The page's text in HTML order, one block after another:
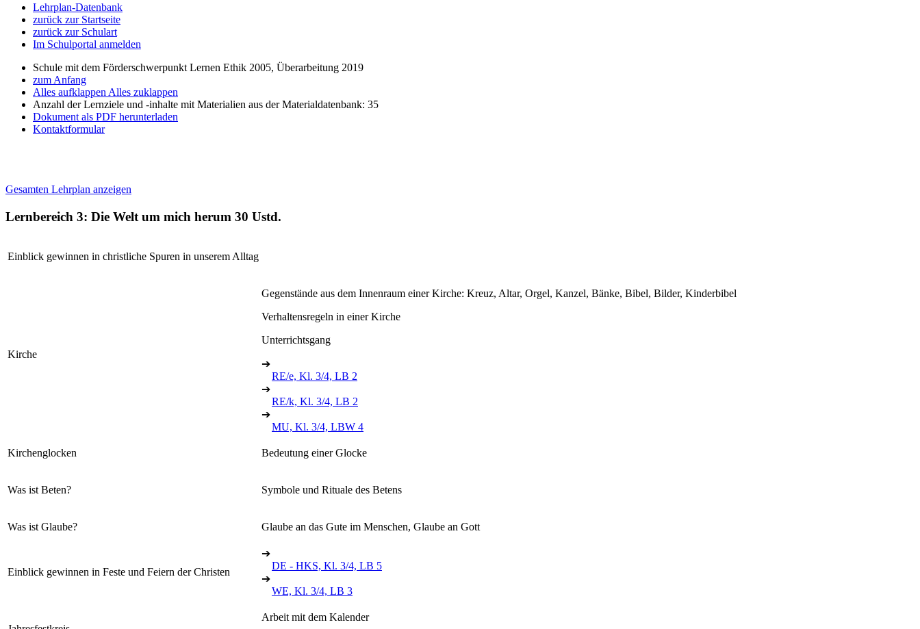
Lehrplan-Datenbank
zurück zur Startseite
zurück zur Schulart
Im Schulportal anmelden
Schule mit dem Förderschwerpunkt Lernen Ethik 2005, Überarbeitung 2019
zum Anfang
Alles aufklappen Alles zuklappen
Anzahl der Lernziele und -inhalte mit Materialien aus der Materialdatenbank: 35
Dokument als PDF herunterladen
Kontaktformular
Gesamten Lehrplan anzeigen
Lernbereich 3: Die Welt um mich herum 30 Ustd.
Einblick gewinnen in christliche Spuren in unserem Alltag
Kirche
Gegenstände aus dem Innenraum einer Kirche: Kreuz, Altar, Orgel, Kanzel, Bänke, Bibel, Bilder, Kinderbibel
Verhaltensregeln in einer Kirche
Unterrichtsgang
➔
RE/e, Kl. 3/4, LB 2
➔
RE/k, Kl. 3/4, LB 2
➔
MU, Kl. 3/4, LBW 4
Kirchenglocken Bedeutung einer Glocke
Was ist Beten? Symbole und Rituale des Betens
Was ist Glaube? Glaube an das Gute im Menschen, Glaube an Gott
Einblick gewinnen in Feste und Feiern der Christen
➔
DE - HKS, Kl. 3/4, LB 5
➔
WE, Kl. 3/4, LB 3
Arbeit mit dem Kalender